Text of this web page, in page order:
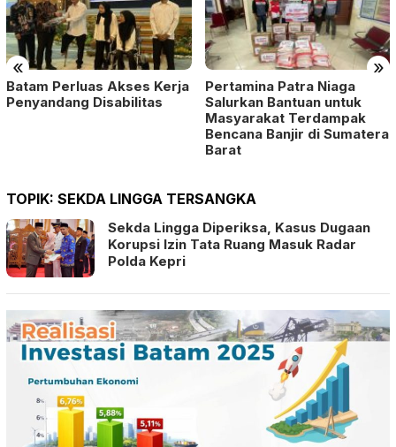
« »
Batam Perluas Akses Kerja
Penyandang Disabilitas
Pertamina Patra Niaga
Salurkan Bantuan untuk
Masyarakat Terdampak
Bencana Banjir di Sumatera
Barat
TOPIK: SEKDA LINGGA TERSANGKA
Sekda Lingga Diperiksa, Kasus Dugaan
Korupsi Izin Tata Ruang Masuk Radar
Polda Kepri